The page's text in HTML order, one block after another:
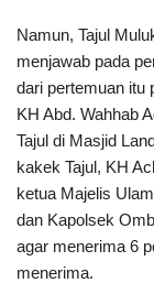
Namun, Tajul
menjawab pada
dari pertemuan itu
KH Abd. Wahhab
Tajul di Masjid
kakek Tajul, KH
ketua Majelis
dan Kapolsek
agar menerima 6
menerima.